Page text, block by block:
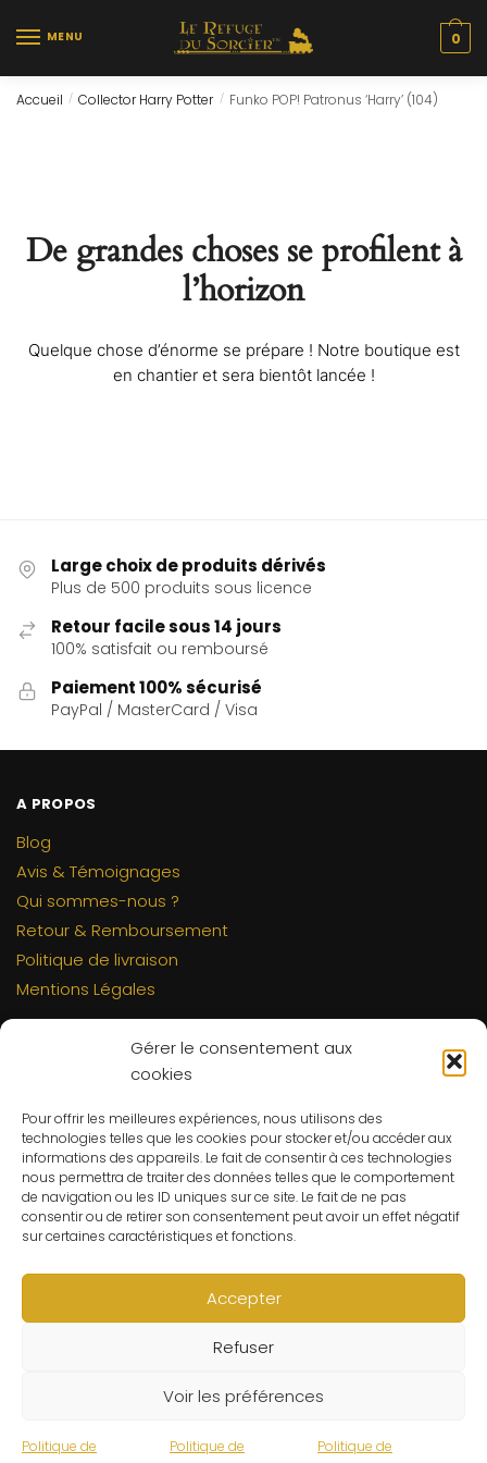
Gérer le consentement aux
cookies
Pour offrir les meilleures expériences, nous utilisons des
technologies telles que les cookies pour stocker et/ou accéder aux
informations des appareils. Le fait de consentir à ces technologies
nous permettra de traiter des données telles que le comportement
de navigation ou les ID uniques sur ce site. Le fait de ne pas
consentir ou de retirer son consentement peut avoir un effet négatif
sur certaines caractéristiques et fonctions.
Accepter
Refuser
Voir les préférences
Politique de Politique de Politique de
MENU 0
Accueil / Collector Harry Potter / Funko POP! Patronus ‘Harry’ (104)
De grandes choses se profilent à
l’horizon
Quelque chose d’énorme se prépare ! Notre boutique est
en chantier et sera bientôt lancée !
Large choix de produits dérivés
Plus de 500 produits sous licence
Retour facile sous 14 jours
100% satisfait ou remboursé
Paiement 100% sécurisé
PayPal / MasterCard / Visa
A PROPOS
Blog
Avis & Témoignages
Qui sommes-nous ?
Retour & Remboursement
Politique de livraison
Mentions Légales
Contact
C.G.V
Suivre ma commande
CONTACT
Un problème ? Une question ? Le Refuge du Sorcier™ est
à votre disposition 7j/7 et 24h/24.
Notre règle d’or ? Un client 100% satisfait.
© Le Refuge du Sorcier™